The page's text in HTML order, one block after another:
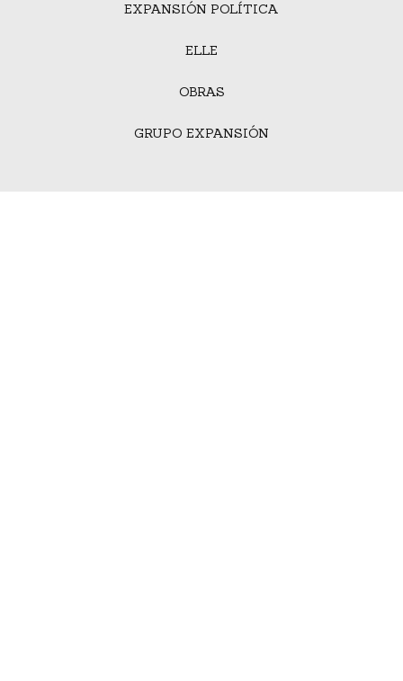
EXPANSIÓN POLÍTICA
ELLE
OBRAS
GRUPO EXPANSIÓN